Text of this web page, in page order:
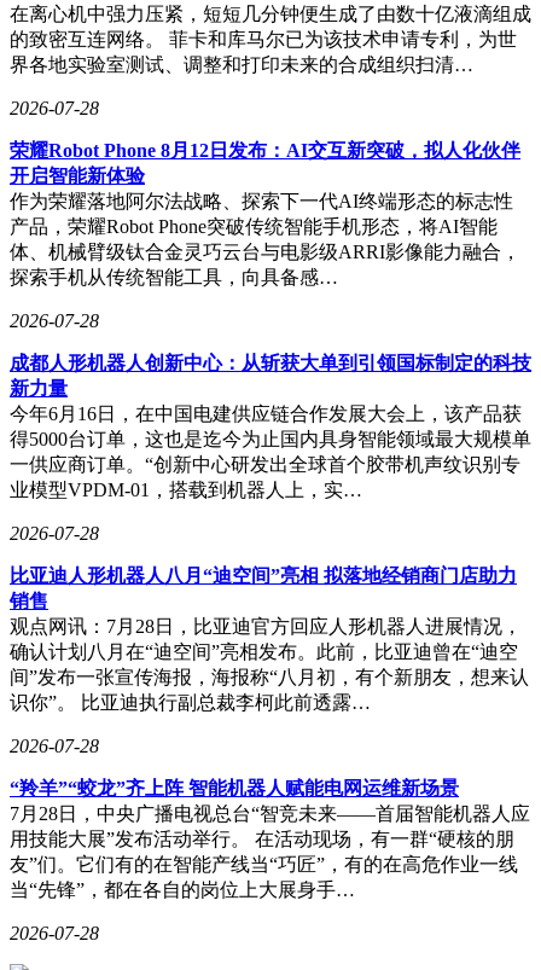
在离心机中强力压紧，短短几分钟便生成了由数十亿液滴组成
的致密互连网络。 菲卡和库马尔已为该技术申请专利，为世
界各地实验室测试、调整和打印未来的合成组织扫清…
2026-07-28
荣耀Robot Phone 8月12日发布：AI交互新突破，拟人化伙伴
开启智能新体验
作为荣耀落地阿尔法战略、探索下一代AI终端形态的标志性
产品，荣耀Robot Phone突破传统智能手机形态，将AI智能
体、机械臂级钛合金灵巧云台与电影级ARRI影像能力融合，
探索手机从传统智能工具，向具备感…
2026-07-28
成都人形机器人创新中心：从斩获大单到引领国标制定的科技
新力量
今年6月16日，在中国电建供应链合作发展大会上，该产品获
得5000台订单，这也是迄今为止国内具身智能领域最大规模单
一供应商订单。“创新中心研发出全球首个胶带机声纹识别专
业模型VPDM-01，搭载到机器人上，实…
2026-07-28
比亚迪人形机器人八月“迪空间”亮相 拟落地经销商门店助力
销售
观点网讯：7月28日，比亚迪官方回应人形机器人进展情况，
确认计划八月在“迪空间”亮相发布。此前，比亚迪曾在“迪空
间”发布一张宣传海报，海报称“八月初，有个新朋友，想来认
识你”。 比亚迪执行副总裁李柯此前透露…
2026-07-28
“羚羊”“蛟龙”齐上阵 智能机器人赋能电网运维新场景
7月28日，中央广播电视总台“智竞未来——首届智能机器人应
用技能大展”发布活动举行。 在活动现场，有一群“硬核的朋
友”们。它们有的在智能产线当“巧匠”，有的在高危作业一线
当“先锋”，都在各自的岗位上大展身手…
2026-07-28